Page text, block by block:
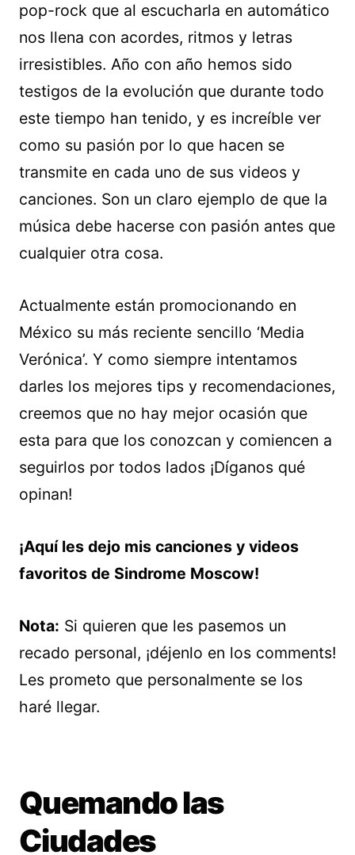
pop-rock que al escucharla en automático
nos llena con acordes, ritmos y letras
irresistibles. Año con año hemos sido
testigos de la evolución que durante todo
este tiempo han tenido, y es increíble ver
como su pasión por lo que hacen se
transmite en cada uno de sus videos y
canciones. Son un claro ejemplo de que la
música debe hacerse con pasión antes que
cualquier otra cosa.
Actualmente están promocionando en
México su más reciente sencillo ‘Media
Verónica’. Y como siempre intentamos
darles los mejores tips y recomendaciones,
creemos que no hay mejor ocasión que
esta para que los conozcan y comiencen a
seguirlos por todos lados ¡Díganos qué
opinan!
¡Aquí les dejo mis canciones y videos
favoritos de Sindrome Moscow!
Nota: Si quieren que les pasemos un
recado personal, ¡déjenlo en los comments!
Les prometo que personalmente se los
haré llegar.
Quemando las
Ciudades